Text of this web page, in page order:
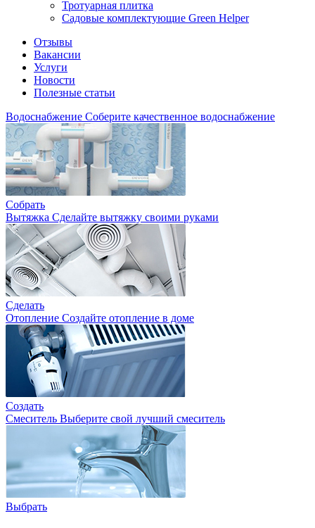
Тротуарная плитка
Садовые комплектующие Green Helper
Отзывы
Вакансии
Услуги
Новости
Полезные статьи
Водоснабжение Соберите качественное водоснабжение
Собрать
Вытяжка Сделайте вытяжку своими руками
Сделать
Отопление Создайте отопление в доме
Создать
Смеситель Выберите свой лучший смеситель
Выбрать